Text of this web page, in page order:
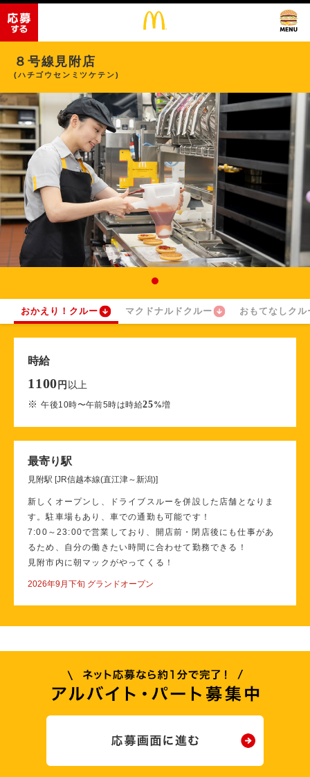
８号線見附店
(ハチゴウセンミツケテン)
おかえり！クルー マクドナルドクルー おもてなしクル
時給
1100 円 以上
※午後10時〜午前5時は時給25%増
最寄り駅
見附駅 [JR信越本線(直江津～新潟)]
新しくオープンし、ドライブスルーを併設した店舗となりま
す。駐車場もあり、車での通勤も可能です！
7:00～23:00で営業しており、開店前・閉店後にも仕事があ
るため、自分の働きたい時間に合わせて勤務できる！
見附市内に朝マックがやってくる！
2026年9月下旬 グランドオープン